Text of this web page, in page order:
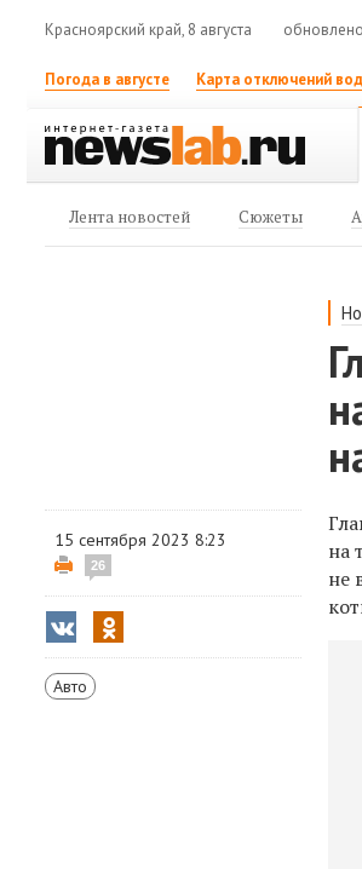
Красноярский край, 8 августа
Погода в августе Карта отключений
Лента новостей Сюжеты
15 сентября 2023 8:23
26
Авто
на
не